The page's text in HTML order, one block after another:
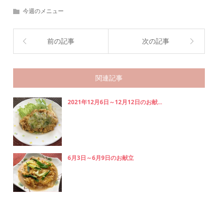
今週のメニュー
前の記事 次の記事
関連記事
2021年12月6日～12月12日のお献...
6月3日～6月9日のお献立